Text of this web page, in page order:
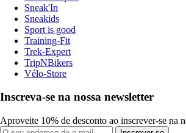
Sneak'In
Sneakids
Sport is good
Training-Fit
Trek-Expert
TripNBikers
Vélo-Store
Inscreva-se na nossa newsletter
Aproveite 10% de desconto ao inscrever-se na